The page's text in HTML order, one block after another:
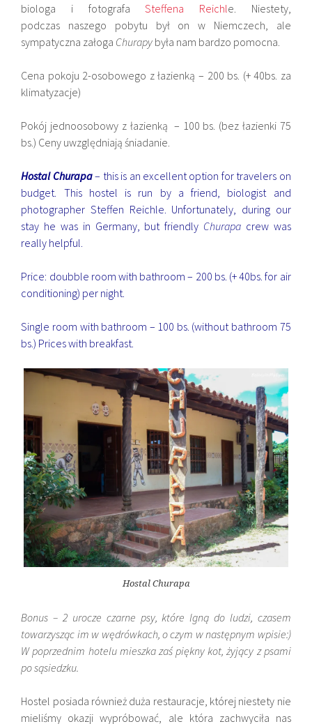
biologa i fotografaSteffena Reichle. Niestety,
podczas naszego pobytu był on w Niemczech, ale
sympatyczna załoga Churapy była nam bardzo pomocna.
Cena pokoju 2-osobowego z łazienką – 200 bs. (+ 40bs. za
klimatyzacje)
Pokój jednoosobowy z łazienką – 100 bs. (bez łazienki 75
bs.) Ceny uwzględniają śniadanie.
Hostal Churapa– this is an excellent option for travelers on
budget. This hostel is run by a friend, biologist and
photographerSteffen Reichle. Unfortunately, during our
stay he was in Germany, but friendly Churapa crew was
really helpful.
Price: doubble room with bathroom – 200 bs. (+ 40bs. for air
conditioning) per night.
Single room with bathroom – 100 bs. (without bathroom 75
bs.) Prices with breakfast.
Hostal Churapa
Bonus – 2 urocze czarne psy, które lgną do ludzi, czasem
towarzysząc im w wędrówkach, o czym w następnym wpisie:)
W poprzednim hotelu mieszka zaś piękny kot, żyjący z psami
po sąsiedzku.
Hostel posiada również duża restauracje, której niestety nie
mieliśmy okazji wypróbować, ale która zachwyciła nas